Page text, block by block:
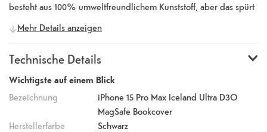
besteht aus 100% umweltfreundlichem Kunststoff, aber das spürt
man überhaupt nicht, denn die Qualität ist immer noch
erstklassig. D3O® ist weltweit führend im Schutz vor Stössen und
verwendet. Das ultra-schlanke Design bietet Schutz bei Stössen
von bis zu 4 m/13 ft und garantiert maximalen Schutz ohne
zusätzliches Volumen. Der integrierte MagSafe-Magnet
ermöglicht müheloses kabelloses Aufladen. Du wirst es lieben,
wie sich die weiche Oberfläche in deiner Hand anfühlt.
Mehr Details anzeigen
Technische Details
Wichtigste auf einem Blick
Bezeichnung
iPhone 15 Pro Max Iceland Ultra D3O
MagSafe Bookcover
Herstellerfarbe
Schwarz